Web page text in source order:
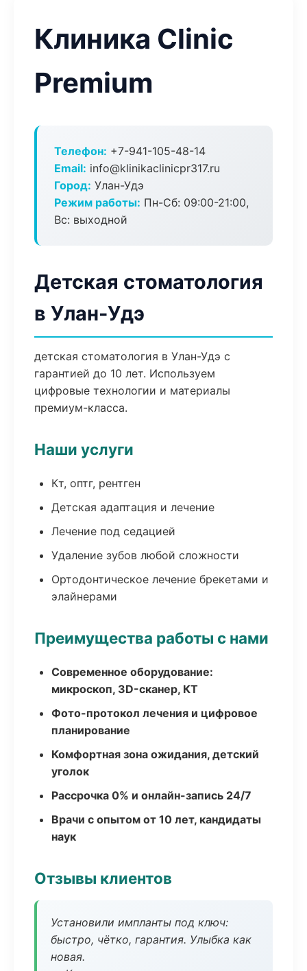
Клиника Clinic
Premium
Телефон: +7-941-105-48-14
Email: info@klinikaclinicpr317.ru
Город: Улан-Удэ
Режим работы: Пн-Сб: 09:00-21:00,
Вс: выходной
Детская стоматология
в Улан-Удэ
детская стоматология в Улан-Удэ с
гарантией до 10 лет. Используем
цифровые технологии и материалы
премиум-класса.
Наши услуги
Кт, оптг, рентген
Детская адаптация и лечение
Лечение под седацией
Удаление зубов любой сложности
Ортодонтическое лечение брекетами и
элайнерами
Преимущества работы с нами
Современное оборудование:
микроскоп, 3D-сканер, КТ
Фото-протокол лечения и цифровое
планирование
Комфортная зона ожидания, детский
уголок
Рассрочка 0% и онлайн-запись 24/7
Врачи с опытом от 10 лет, кандидаты
наук
Отзывы клиентов
Установили импланты под ключ:
быстро, чётко, гарантия. Улыбка как
новая.